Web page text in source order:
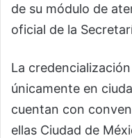
de su módulo de
oficial de la
La
únicamente en
cuentan con
ellas Ciudad de